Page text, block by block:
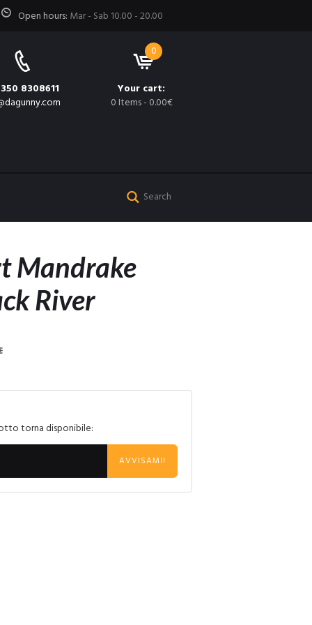
Open hours: Mar - Sab 10.00 - 20.00
8308611
0
Your cart:
0 Items- 0.00€
Mandrake
River
torna disponibile:
AVVISAMI!